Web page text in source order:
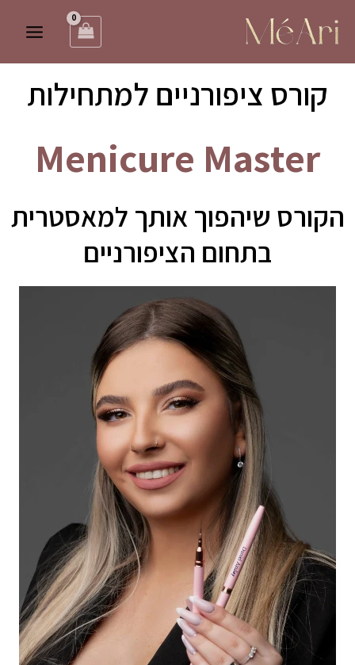
לתוכן
קורס ציפורניים למתחילות
Menicure Master
הקורס שיהפוך אותך למאסטרית
בתחום הציפורניים